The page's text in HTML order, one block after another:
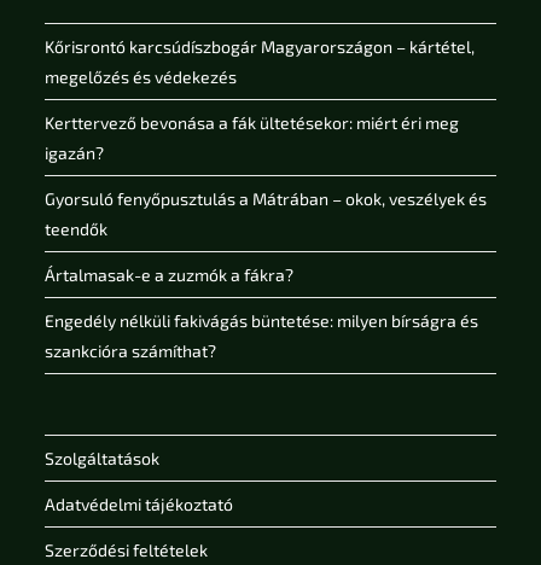
Kőrisrontó karcsúdíszbogár Magyarországon – kártétel,
megelőzés és védekezés
Kerttervező bevonása a fák ültetésekor: miért éri meg
igazán?
Gyorsuló fenyőpusztulás a Mátrában – okok, veszélyek és
teendők
Ártalmasak-e a zuzmók a fákra?
Engedély nélküli fakivágás büntetése: milyen bírságra és
szankcióra számíthat?
Szolgáltatások
Adatvédelmi tájékoztató
Szerződési feltételek